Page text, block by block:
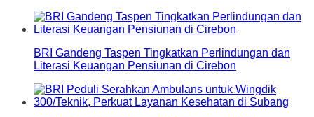
BRI Gandeng Taspen Tingkatkan Perlindungan dan
Literasi Keuangan Pensiunan di Cirebon